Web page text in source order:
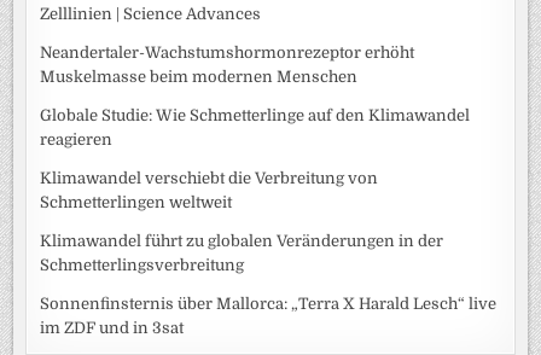
Zelllinien | Science Advances
Neandertaler-Wachstumshormonrezeptor erhöht
Muskelmasse beim modernen Menschen
Globale Studie: Wie Schmetterlinge auf den Klimawandel
reagieren
Klimawandel verschiebt die Verbreitung von
Schmetterlingen weltweit
Klimawandel führt zu globalen Veränderungen in der
Schmetterlingsverbreitung
Sonnenfinsternis über Mallorca: „Terra X Harald Lesch“ live
im ZDF und in 3sat